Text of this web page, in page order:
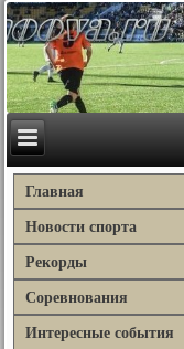
Главная
Новости спорта
Рекорды
Соревнования
Интересные события